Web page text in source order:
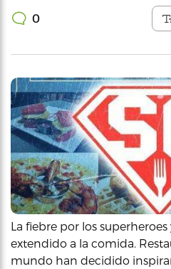
0
La fiebre por los superheroes
extendido a la comida.
mundo han decidido